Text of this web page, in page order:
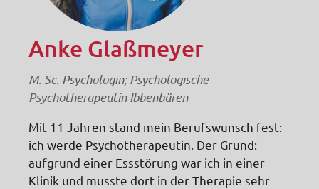
Anke Glaßmeyer
M. Sc. Psychologin; Psychologische
Psychotherapeutin Ibbenbüren
Mit 11 Jahren stand mein Berufswunsch fest:
ich werde Psychotherapeutin. Der Grund:
aufgrund einer Essstörung war ich in einer
Klinik und musste dort in der Therapie sehr